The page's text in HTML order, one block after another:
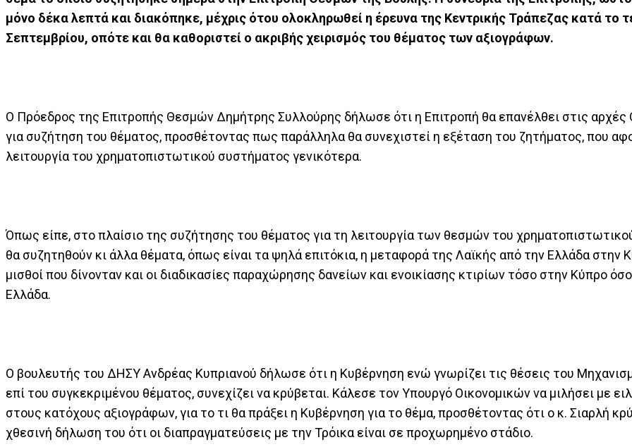
μόνο δέκα λεπτά και διακόπηκε, μέχρις ότου ολοκληρωθεί η έρευνα της Κεντρικής Τράπεζας κατά το
Σεπτεμβρίου, οπότε και θα καθοριστεί ο ακριβής χειρισμός του θέματος των αξιογράφων.
Ο Πρόεδρος της Επιτροπής Θεσμών Δημήτρης Συλλούρης δήλωσε ότι η Επιτροπή θα επανέλθει στις αρχές
για συζήτηση του θέματος, προσθέτοντας πως παράλληλα θα συνεχιστεί η εξέταση του ζητήματος, που
λειτουργία του χρηματοπιστωτικού συστήματος γενικότερα.
Όπως είπε, στο πλαίσιο της συζήτησης του θέματος για τη λειτουργία των θεσμών του
θα συζητηθούν κι άλλα θέματα, όπως είναι τα ψηλά επιτόκια, η μεταφορά της Λαϊκής από την Ελλάδα στην
μισθοί που δίνονταν και οι διαδικασίες παραχώρησης δανείων και ενοικίασης κτιρίων τόσο στην Κύπρο
Ελλάδα.
Ο βουλευτής του ΔΗΣΥ Ανδρέας Κυπριανού δήλωσε ότι η Κυβέρνηση ενώ γνωρίζει τις θέσεις του
επί του συγκεκριμένου θέματος, συνεχίζει να κρύβεται. Κάλεσε τον Υπουργό Οικονομικών να μιλήσει με
στους κατόχους αξιογράφων, για το τι θα πράξει η Κυβέρνηση για το θέμα, προσθέτοντας ότι ο κ. Σιαρλή
χθεσινή δήλωση του ότι οι διαπραγματεύσεις με την Τρόικα είναι σε προχωρημένο στάδιο.